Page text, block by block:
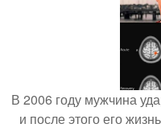
В 2006 году мужчина
и после этого его